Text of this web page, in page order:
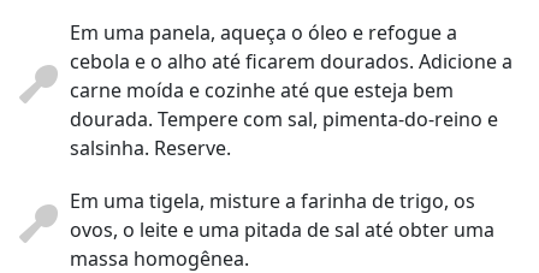
Em uma panela, aqueça o óleo e refogue a
cebola e o alho até ficarem dourados. Adicione a
carne moída e cozinhe até que esteja bem
dourada. Tempere com sal, pimenta-do-reino e
salsinha. Reserve.
Em uma tigela, misture a farinha de trigo, os
ovos, o leite e uma pitada de sal até obter uma
massa homogênea.